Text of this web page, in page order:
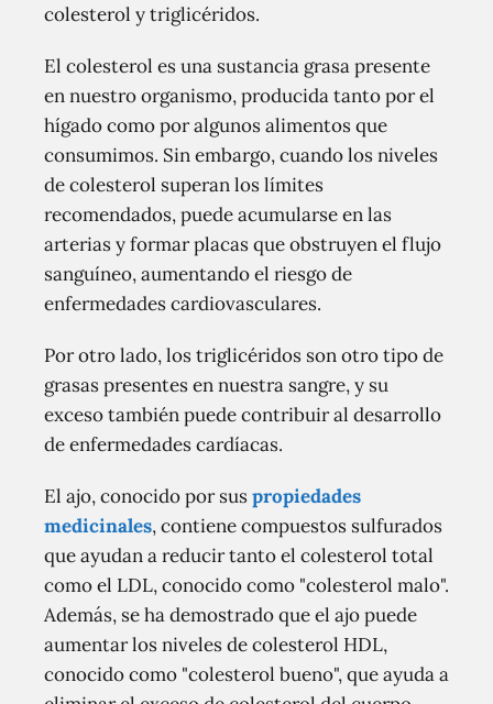
colesterol y triglicéridos.
El colesterol es una sustancia grasa presente
en nuestro organismo, producida tanto por el
hígado como por algunos alimentos que
consumimos. Sin embargo, cuando los niveles
de colesterol superan los límites
recomendados, puede acumularse en las
arterias y formar placas que obstruyen el flujo
sanguíneo, aumentando el riesgo de
enfermedades cardiovasculares.
Por otro lado, los triglicéridos son otro tipo de
grasas presentes en nuestra sangre, y su
exceso también puede contribuir al desarrollo
de enfermedades cardíacas.
El ajo, conocido por suspropiedades
medicinales, contiene compuestos sulfurados
que ayudan a reducir tanto el colesterol total
como el LDL, conocido como "colesterol malo".
Además, se ha demostrado que el ajo puede
aumentar los niveles de colesterol HDL,
conocido como "colesterol bueno", que ayuda a